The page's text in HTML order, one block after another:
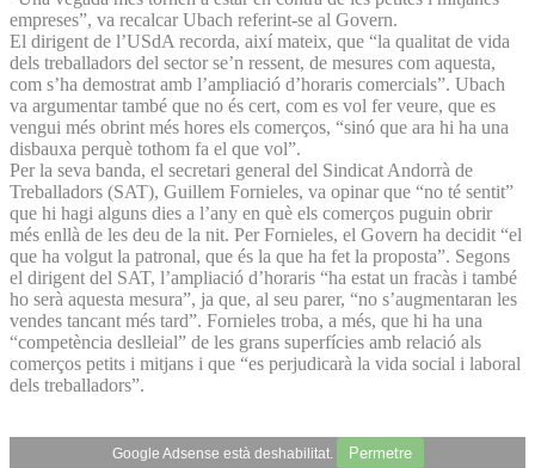
empreses”, va recalcar Ubach referint-se al Govern.
El dirigent de l’USdA recorda, així mateix, que “la qualitat de vida
dels treballadors del sector se’n ressent, de mesures com aquesta,
com s’ha demostrat amb l’ampliació d’horaris comercials”. Ubach
va argumentar també que no és cert, com es vol fer veure, que es
vengui més obrint més hores els comerços, “sinó que ara hi ha una
disbauxa perquè tothom fa el que vol”.
Per la seva banda, el secretari general del Sindicat Andorrà de
Treballadors (SAT), Guillem Fornieles, va opinar que “no té sentit”
que hi hagi alguns dies a l’any en què els comerços puguin obrir
més enllà de les deu de la nit. Per Fornieles, el Govern ha decidit “el
que ha volgut la patronal, que és la que ha fet la proposta”. Segons
el dirigent del SAT, l’ampliació d’horaris “ha estat un fracàs i també
ho serà aquesta mesura”, ja que, al seu parer, “no s’augmentaran les
vendes tancant més tard”. Fornieles troba, a més, que hi ha una
“competència deslleial” de les grans superfícies amb relació als
comerços petits i mitjans i que “es perjudicarà la vida social i laboral
dels treballadors”.
Google Adsense està deshabilitat. Permetre